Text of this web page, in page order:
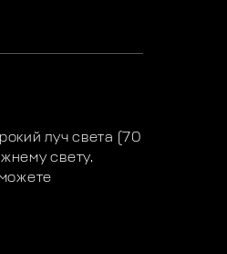
луч света (70
свету.